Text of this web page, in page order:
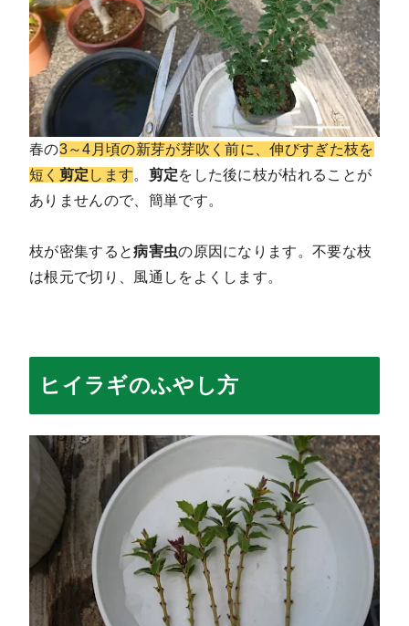
春の3～4月頃の新芽が芽吹く前に、伸びすぎた枝を
短く 剪定 します。 剪定をした後に枝が枯れることが
ありませんので、簡単です。
枝が密集すると病害虫の原因になります。不要な枝
は根元で切り、風通しをよくします。
ヒイラギのふやし方